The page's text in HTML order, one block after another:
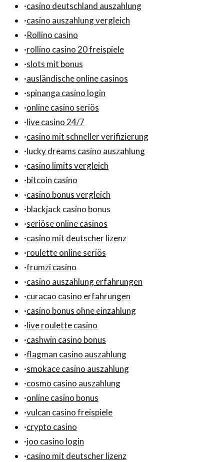
·casino deutschland auszahlung
·casino auszahlung vergleich
·Rollino casino
·rollino casino 20 freispiele
·slots mit bonus
·ausländische online casinos
·spinanga casino login
·online casino seriös
·live casino 24/7
·casino mit schneller verifizierung
·lucky dreams casino auszahlung
·casino limits vergleich
·bitcoin casino
·casino bonus vergleich
·blackjack casino bonus
·seriöse online casinos
·casino mit deutscher lizenz
·roulette online seriös
·frumzi casino
·casino auszahlung erfahrungen
·curacao casino erfahrungen
·casino bonus ohne einzahlung
·live roulette casino
·cashwin casino bonus
·flagman casino auszahlung
·smokace casino auszahlung
·cosmo casino auszahlung
·online casino bonus
·vulcan casino freispiele
·crypto casino
·joo casino login
·casino mit deutscher lizenz